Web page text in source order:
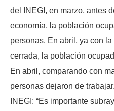
del INEGI, en marzo, antes
economía, la población
personas. En abril, ya con
cerrada, la población
En abril, comparando con
personas dejaron de
INEGI: “Es importante